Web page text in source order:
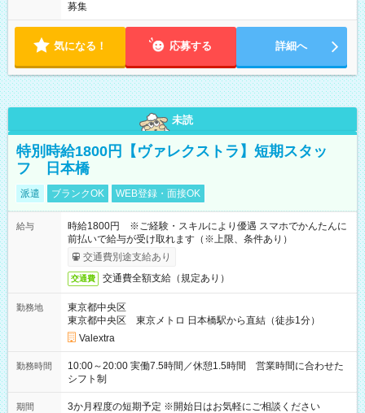
募集
気になる！ 応募する 詳細へ
未読
特別時給1800円【ヴァレクストラ】短期スタッ
フ 日本橋
派遣 ブランクOK WEB登録・面接OK
給与
時給1800円 ※ご経験・スキルにより優遇 スマホでかんたんに
前払いで給与が受け取れます（※上限、条件あり）
交通費別途支給あり
交通費 交通費全額支給（規定あり）
勤務地
東京都中央区
東京都中央区 東京メトロ 日本橋駅から直結（徒歩1分）
Valextra
勤務時間
10:00～20:00 実働7.5時間／休憩1.5時間 営業時間に合わせた
シフト制
期間 3か月程度の短期予定 ※開始日はお気軽にご相談ください